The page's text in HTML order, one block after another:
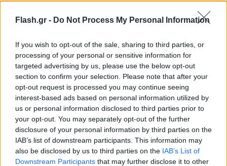
Flash.gr - Do Not Process My Personal Information
If you wish to opt-out of the sale, sharing to third parties, or
processing of your personal or sensitive information for
targeted advertising by us, please use the below opt-out
section to confirm your selection. Please note that after your
opt-out request is processed you may continue seeing
interest-based ads based on personal information utilized by
us or personal information disclosed to third parties prior to
your opt-out. You may separately opt-out of the further
disclosure of your personal information by third parties on the
IAB’s list of downstream participants. This information may
also be disclosed by us to third parties on the IAB’s List of
Downstream Participants that may further disclose it to other
«Το συμπέρασμα είναι αναπόφευκτο. Οι
Βαβυλώνιοι γνώριζαν τη σχέση μεταξύ του μήκους
της διαγωνίου ενός τετραγώνου και της πλευράς
του (d = a√2)», γράφει ο μαθηματικός Μπρους